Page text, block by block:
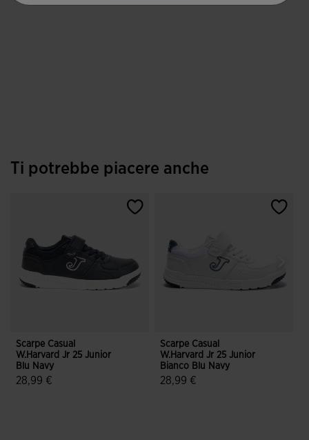
Ti potrebbe piacere anche
Scarpe Casual
W.Harvard Jr 25 Junior
Blu Navy
28,99 €
Scarpe Casual
W.Harvard Jr 25 Junior
Bianco Blu Navy
28,99 €